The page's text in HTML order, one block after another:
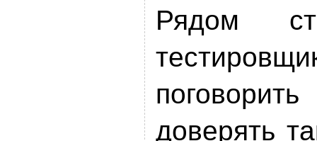
Рядом
доверять